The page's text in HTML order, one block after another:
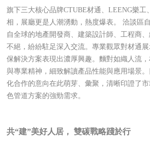
旗下三大核心品牌CTUBE材通、LEENG樂工
相，展廳更是人潮湧動，熱度爆表。 洽談區
自全球的地產開發商、建築設計師、工程商
不絕，紛紛駐足深入交流。專業觀眾對材通
保解決方案表現出濃厚興趣。麵對如織人流
與專業精神，細致解讀產品性能與應用場景
化合作的意向在此萌芽、彙聚，清晰印證了
色管道方案的強勁需求。
共“建”美好人居， 雙碳戰略踐於行